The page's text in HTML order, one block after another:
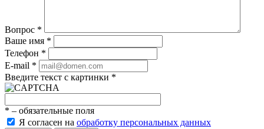
Вопрос *
Ваше имя *
Телефон *
E-mail *
Введите текст с картинки *
* – обязательные поля
Я согласен на обработку персональных данных